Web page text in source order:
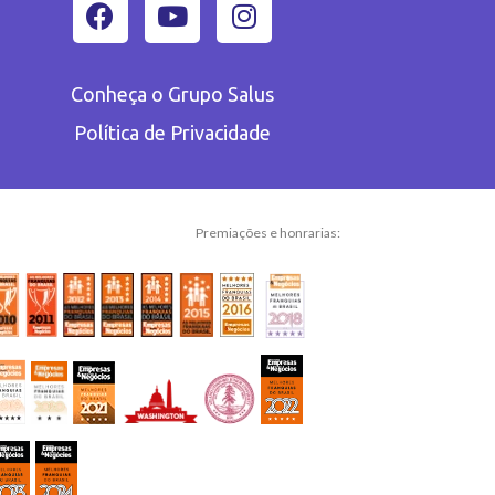
Conheça o Grupo Salus
Política de Privacidade
Premiações e honrarias: